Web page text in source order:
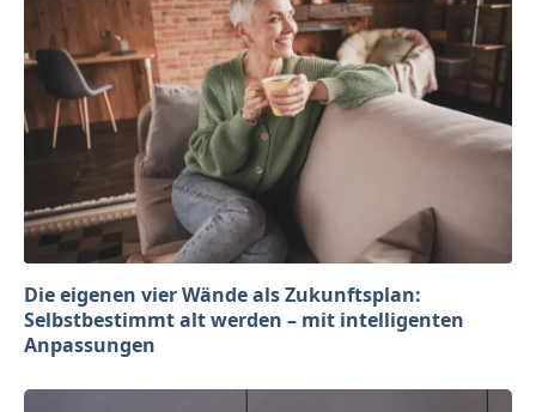
Die eigenen vier Wände als Zukunftsplan:
Selbstbestimmt alt werden – mit intelligenten
Anpassungen